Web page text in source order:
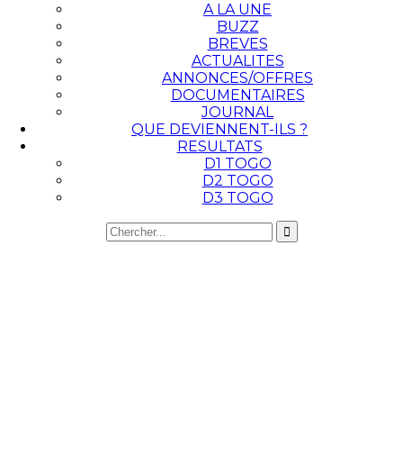
A LA UNE
BUZZ
BREVES
ACTUALITES
ANNONCES/OFFRES
DOCUMENTAIRES
JOURNAL
QUE DEVIENNENT-ILS ?
RESULTATS
D1 TOGO
D2 TOGO
D3 TOGO